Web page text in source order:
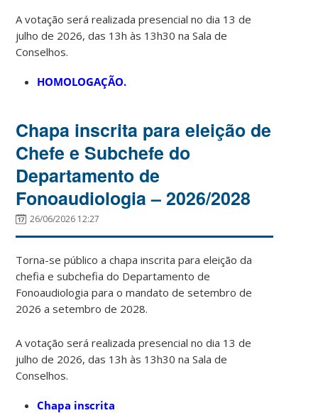
A votação será realizada presencial no dia 13 de
julho de 2026, das 13h às 13h30 na Sala de
Conselhos.
HOMOLOGAÇÃO.
Chapa inscrita para eleição de
Chefe e Subchefe do
Departamento de
Fonoaudiologia – 2026/2028
26/06/2026 12:27
Torna-se público a chapa inscrita para eleição da
chefia e subchefia do Departamento de
Fonoaudiologia para o mandato de setembro de
2026 a setembro de 2028.
A votação será realizada presencial no dia 13 de
julho de 2026, das 13h às 13h30 na Sala de
Conselhos.
Chapa inscrita